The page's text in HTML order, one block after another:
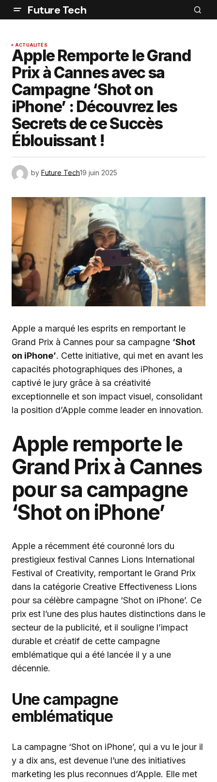
Future Tech
ACTUALITÉS
Apple Remporte le Grand
Prix à Cannes avec sa
Campagne ‘Shot on
iPhone’ : Découvrez les
Secrets de ce Succès
Éblouissant !
by Future Tech19 juin 2025
Apple a marqué les esprits en remportant le
Grand Prix à Cannes pour sa campagne ‘Shot
on iPhone’. Cette initiative, qui met en avant les
capacités photographiques des iPhones, a
captivé le jury grâce à sa créativité
exceptionnelle et son impact visuel, consolidant
la position d’Apple comme leader en innovation.
Apple remporte le
Grand Prix à Cannes
pour sa campagne
‘Shot on iPhone’
Apple a récemment été couronné lors du
prestigieux festival Cannes Lions International
Festival of Creativity, remportant le Grand Prix
dans la catégorie Creative Effectiveness Lions
pour sa célèbre campagne ‘Shot on iPhone’. Ce
prix est l’une des plus hautes distinctions dans le
secteur de la publicité, et il souligne l’impact
durable et créatif de cette campagne
emblématique qui a été lancée il y a une
décennie.
Une campagne
emblématique
La campagne ‘Shot on iPhone’, qui a vu le jour il
y a dix ans, est devenue l’une des initiatives
marketing les plus reconnues d’Apple. Elle met